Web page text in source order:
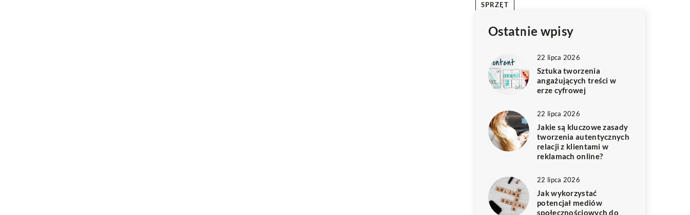
SPRZĘT
Ostatnie wpisy
22 lipca 2026
Sztuka tworzenia
angażujących treści w
erze cyfrowej
22 lipca 2026
Jakie są kluczowe zasady
tworzenia autentycznych
relacji z klientami w
reklamach online?
22 lipca 2026
Jak wykorzystać
potencjał mediów
społecznościowych do